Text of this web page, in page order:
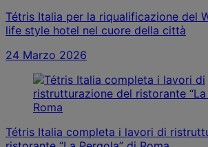
Tétris Italia per la riqualificazione del
life style hotel nel cuore della città
24 Marzo 2026
Tétris Italia completa i lavori di